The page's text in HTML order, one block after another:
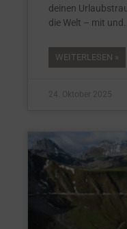
deinen
die Welt – mit und
WEITERLESEN »
24. Oktober 2025